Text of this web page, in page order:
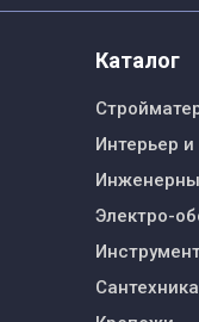
Каталог
Интерьер и
Электро-
Сантехника